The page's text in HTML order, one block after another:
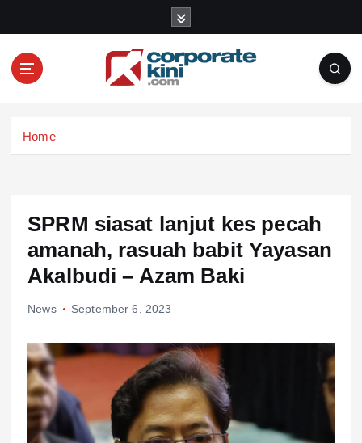
o
Home
SPRM siasat lanjut kes pecah
amanah, rasuah babit Yayasan
Akalbudi – Azam Baki
News September 6, 2023